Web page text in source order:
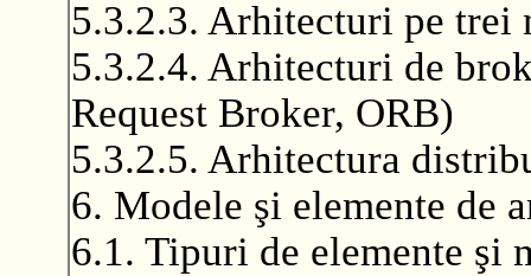
5.3.2.3. Arhitecturi pe trei
5.3.2.4. Arhitecturi de
Request Broker, ORB)
5.3.2.5. Arhitectura
6. Modele şi elemente de
6.1. Tipuri de elemente şi